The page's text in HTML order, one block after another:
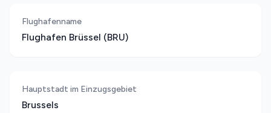
Flughafenname
Flughafen Brüssel (BRU)
Hauptstadt im Einzugsgebiet
Brussels